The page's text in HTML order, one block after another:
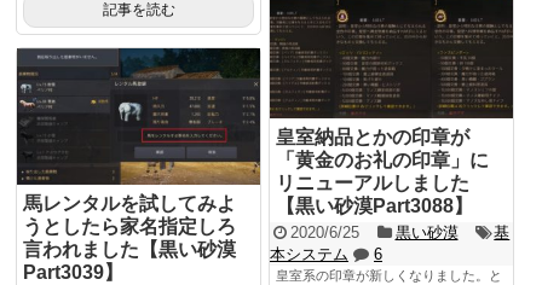
記事を読む
皇室納品とかの印章が
「黄金のお礼の印章」に
リニューアルしました
【黒い砂漠Part3088】
2020/6/25 黒い砂漠
基
本システム
6
皇室系の印章が新しくなりました。と
馬レンタルを試してみよ
うとしたら家名指定しろ
言われました【黒い砂漠
Part3039】